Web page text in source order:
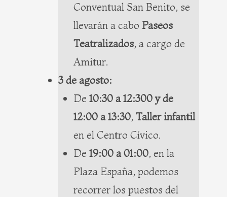
Conventual San Benito, se
llevarán a cabo Paseos
Teatralizados, a cargo de
Amitur.
3 de agosto:
De 10:30 a 12:300 y de
12:00 a 13:30, Taller infantil
en el Centro Cívico.
De 19:00 a 01:00, en la
Plaza España, podemos
recorrer los puestos del